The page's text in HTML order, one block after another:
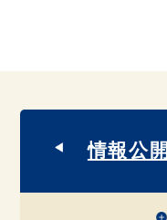
情報公開